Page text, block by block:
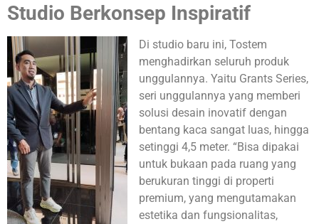
Studio Berkonsep Inspiratif
Di studio baru ini, Tostem
menghadirkan seluruh produk
unggulannya. Yaitu Grants Series,
seri unggulannya yang memberi
solusi desain inovatif dengan
bentang kaca sangat luas, hingga
setinggi 4,5 meter. “Bisa dipakai
untuk bukaan pada ruang yang
berukuran tinggi di properti
premium, yang mengutamakan
estetika dan fungsionalitas,